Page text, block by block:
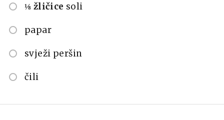
⅛ žličice soli
papar
svježi peršin
čili